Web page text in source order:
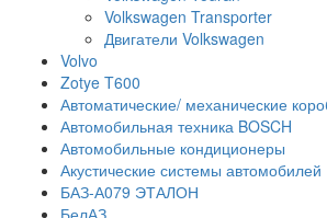
Volkswagen Transporter
Двигатели Volkswagen
Volvo
Zotye T600
Автоматические/ механические
Автомобильная техника BOSCH
Автомобильные кондиционеры
Акустические системы автомобилей
БАЗ-А079 ЭТАЛОН
БелАЗ